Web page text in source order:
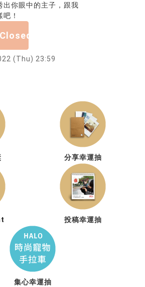
出你眼中的主子，跟我
！
(Thu) 23:59
分享幸運抽
投稿幸運抽
集心幸運抽